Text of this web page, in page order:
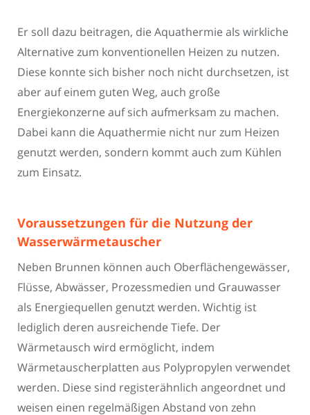
Er soll dazu beitragen, die Aquathermie als wirkliche
Alternative zum konventionellen Heizen zu nutzen.
Diese konnte sich bisher noch nicht durchsetzen, ist
aber auf einem guten Weg, auch große
Energiekonzerne auf sich aufmerksam zu machen.
Dabei kann die Aquathermie nicht nur zum Heizen
genutzt werden, sondern kommt auch zum Kühlen
zum Einsatz.
Voraussetzungen für die Nutzung der
Wasserwärmetauscher
Neben Brunnen können auch Oberflächengewässer,
Flüsse, Abwässer, Prozessmedien und Grauwasser
als Energiequellen genutzt werden. Wichtig ist
lediglich deren ausreichende Tiefe. Der
Wärmetausch wird ermöglicht, indem
Wärmetauscherplatten aus Polypropylen verwendet
werden. Diese sind registerähnlich angeordnet und
weisen einen regelmäßigen Abstand von zehn